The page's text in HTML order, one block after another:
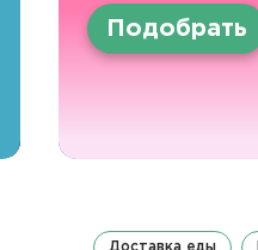
Подобрать
Доставка еды